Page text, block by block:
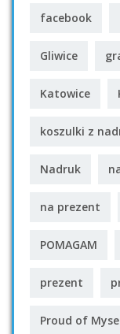
facebook
Gliwice
Katowice
koszulki z
Nadruk
na prezent
POMAGAM
prezent
Proud of